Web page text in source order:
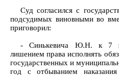
Суд согласился с
подсудимых виновными во
приговорил:
- Синькевича Ю.Н. к 7
лишением права исполнять
государственных и
год с отбыванием